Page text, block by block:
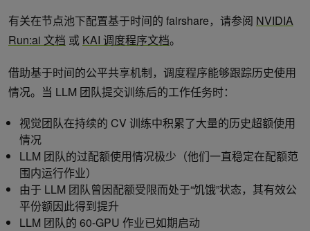
有关在节点池下配置基于时间的 fairshare，请参阅 NVIDIA
Run:ai 文档 或 KAI 调度程序文档。
借助基于时间的公平共享机制，调度程序能够跟踪历史使用
情况。当 LLM 团队提交训练后的工作任务时：
视觉团队在持续的 CV 训练中积累了大量的历史超额使用
情况
LLM 团队的过配额使用情况极少（他们一直稳定在配额范
围内运行作业）
由于 LLM 团队曾因配额受限而处于“饥饿”状态，其有效公
平份额因此得到提升
LLM 团队的 60-GPU 作业已如期启动